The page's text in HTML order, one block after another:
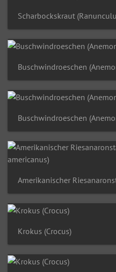
Scharbockskraut
Buschwindroeschen
Buschwindroeschen
Krokus (Crocus)